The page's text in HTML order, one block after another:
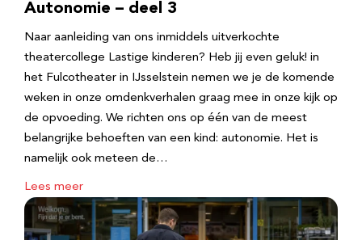
Autonomie – deel 3
Naar aanleiding van ons inmiddels uitverkochte
theatercollege Lastige kinderen? Heb jij even geluk! in
het Fulcotheater in IJsselstein nemen we je de komende
weken in onze omdenkverhalen graag mee in onze kijk op
de opvoeding. We richten ons op één van de meest
belangrijke behoeften van een kind: autonomie. Het is
namelijk ook meteen de…
Lees meer